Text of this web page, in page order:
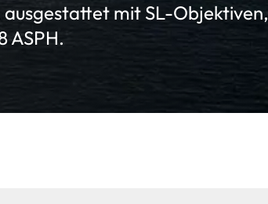
ausgestattet mit SL-Objektiven,
ASPH.